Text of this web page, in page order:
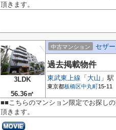
頂きます。
3LDK
56.36㎡
中古マンション セザ
過去掲載物件
東武東上線 「 大山 」駅
東京都板橋区中丸町15-11
■■こちらのマンション限定でお探し
頂きます。